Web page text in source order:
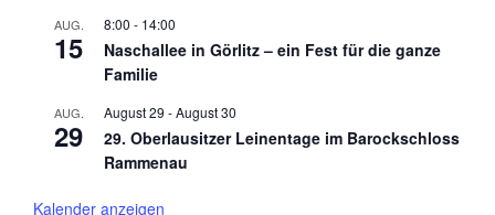
AUG.
15
8:00 - 14:00
Naschallee in Görlitz – ein Fest für die ganze
Familie
AUG.
29
August 29 -August 30
29. Oberlausitzer Leinentage im Barockschloss
Rammenau
Kalender anzeigen